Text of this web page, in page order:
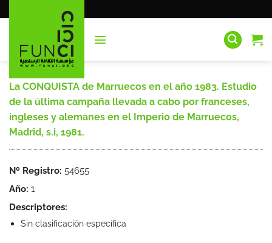
al
La CONQUISTA de Marruecos en el año 1983. Estudio
de la última campaña llevada a cabo por franceses,
ingleses y alemanes en el Imperio de Marruecos,
Madrid, s.i, 1981.
Nº Registro: 54655
Año: 1
Descriptores:
Sin clasificación específica